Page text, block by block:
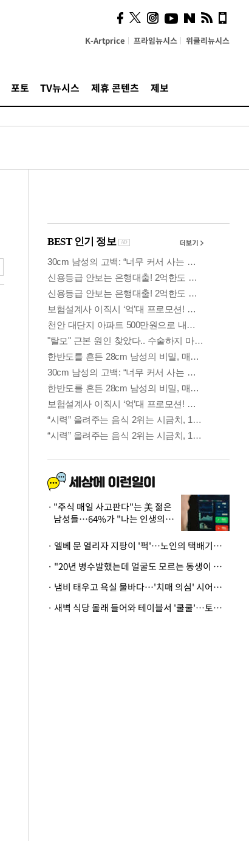
K-Artprice 프라임뉴시스 위클리뉴시스
포토 TV뉴시스 제휴 콘텐츠 제보
사이 해답 찾았죠"…알을
깨고 나온 '초자아'
"주식 매일 사고판다"는 美 젊은
남성들…64%가 "나는 인생의
· 엘베 문 열리자 지팡이 '퍽'…노인의 택배기사 폭행 이유
· "20년 병수발했는데 얼굴도 모르는 동생이 유산 절반을"…배다른 형제 상속권 있을까
· 냄비 태우고 욕실 물바다…'치매 의심' 시어머니 검사 권유했다가 '날벼락'
· 새벽 식당 몰래 들어와 테이블서 '쿨쿨'…토사물 남기고 사라진 남성